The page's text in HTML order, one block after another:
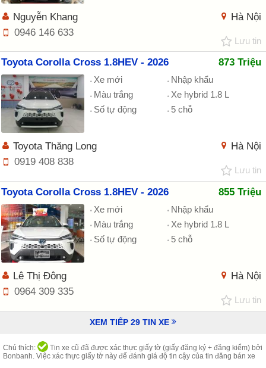
Hà Nội
Nguyễn Khang
0946 146 633
Lưu tin
Toyota Corolla Cross 1.8HEV - 2026 873 Triệu
Xe mới
Nhập khẩu
Màu trắng
Xe hybrid 1.8 L
Số tự động
5 chỗ
Hà Nội
Toyota Thăng Long
0919 408 838
Lưu tin
Toyota Corolla Cross 1.8HEV - 2026 855 Triệu
Xe mới
Nhập khẩu
Màu trắng
Xe hybrid 1.8 L
Số tự động
5 chỗ
Hà Nội
Lê Thị Đông
0964 309 335
Lưu tin
XEM TIẾP 29 TIN XE
Chú thích:
Tin xe cũ đã được xác thực giấy tờ (giấy đăng ký + đăng kiểm) bởi
Bonbanh. Việc xác thực giấy tờ này để đánh giá độ tin cậy của tin đăng bán xe